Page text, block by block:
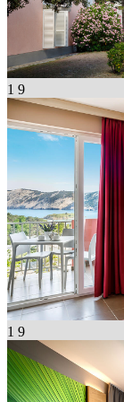
1 9
1 9